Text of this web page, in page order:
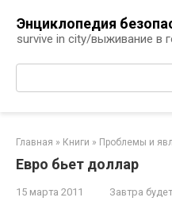
контенту
Энциклопедия
survive in city/выживание в
Поиск:
Главная » Книги » Проблемы и
Евро бьет доллар
15 марта 2011 Завтра